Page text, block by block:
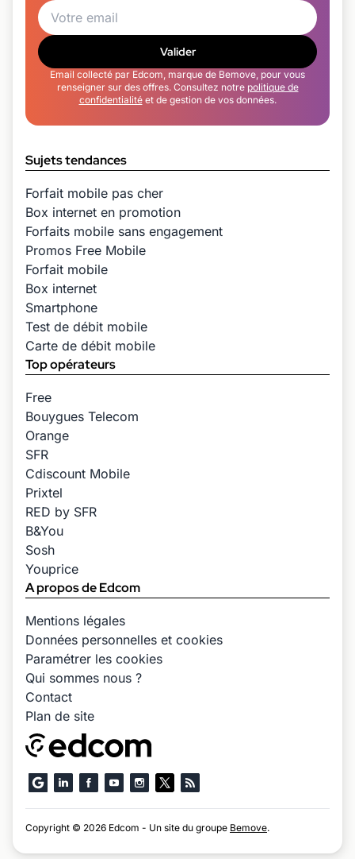
Valider
Email collecté par Edcom, marque de Bemove, pour vous
renseigner sur des offres. Consultez notre politique de
confidentialitéet de gestion de vos données.
Sujets tendances
Forfait mobile pas cher
Box internet en promotion
Forfaits mobile sans engagement
Promos Free Mobile
Forfait mobile
Box internet
Smartphone
Test de débit mobile
Carte de débit mobile
Top opérateurs
Free
Bouygues Telecom
Orange
SFR
Cdiscount Mobile
Prixtel
RED by SFR
B&You
Sosh
Youprice
A propos de Edcom
Mentions légales
Données personnelles et cookies
Paramétrer les cookies
Qui sommes nous ?
Contact
Plan de site
Copyright © 2026 Edcom - Un site du groupe Bemove.